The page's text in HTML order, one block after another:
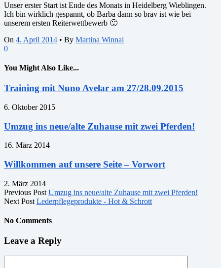
Unser erster Start ist Ende des Monats in Heidelberg Wieblingen.
Ich bin wirklich gespannt, ob Barba dann so brav ist wie bei
unserem ersten Reiterwettbewerb 🙂
On 4. April 2014 • By Martina Winnai
0
You Might Also Like...
Training mit Nuno Avelar am 27/28.09.2015
6. Oktober 2015
Umzug ins neue/alte Zuhause mit zwei Pferden!
16. März 2014
Willkommen auf unsere Seite – Vorwort
2. März 2014
Previous Post Umzug ins neue/alte Zuhause mit zwei Pferden!
Next Post Lederpflegeprodukte - Hot & Schrott
No Comments
Leave a Reply